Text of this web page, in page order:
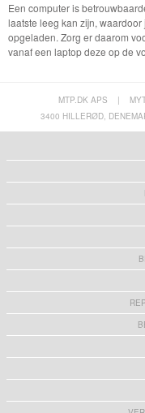
Een computer is
laatste leeg kan zijn,
opgeladen. Zorg er daarom
vanaf een laptop deze op de
MTP.DK APS |
3400 HILLERØD,